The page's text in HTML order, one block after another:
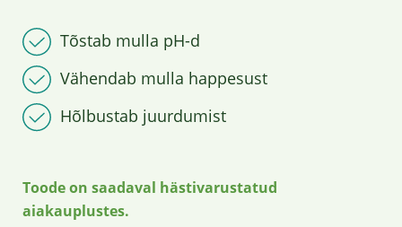
Tõstab mulla pH-d
Vähendab mulla happesust
Hõlbustab juurdumist
Toode on saadaval hästivarustatud
aiakauplustes.